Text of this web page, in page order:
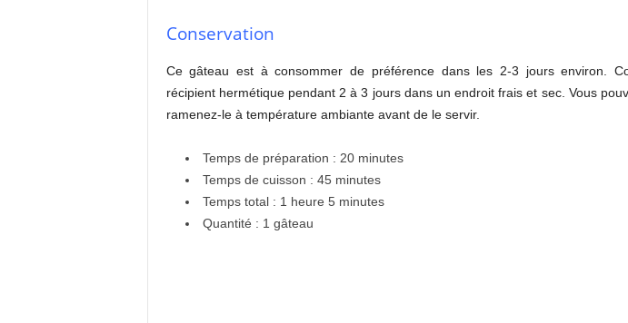
Conservation
Ce gâteau est à consommer de préférence dans les 2-3 jours environ.
récipient hermétique pendant 2 à 3 jours dans un endroit frais et sec. Vous
ramenez-le à température ambiante avant de le servir.
Temps de préparation : 20 minutes
Temps de cuisson : 45 minutes
Temps total : 1 heure 5 minutes
Quantité : 1 gâteau